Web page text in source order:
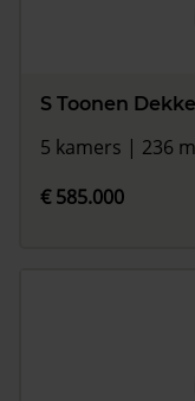
S Toonen
5 kamers | 236
€ 585.000